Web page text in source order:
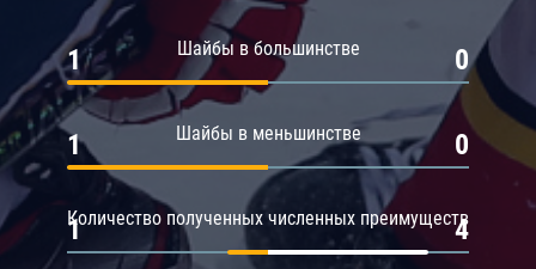
Шайбы в большинстве
1 0
Шайбы в меньшинстве
1 0
Количество полученных численных преимуществ
1 4